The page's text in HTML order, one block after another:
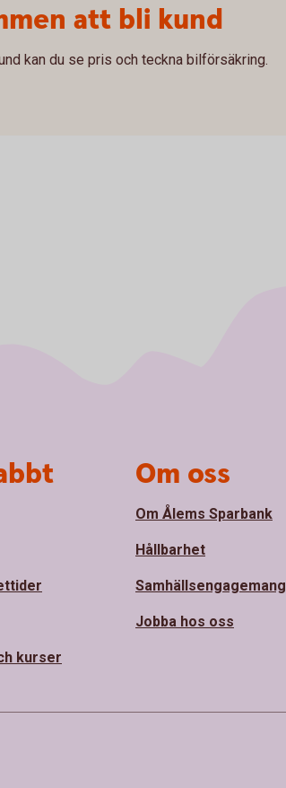
att bli kund
kan du se pris och teckna bilförsäkring.
kurser
Om oss
Om Ålems Sparbank
Hållbarhet
Samhällsengagemang
Jobba hos oss